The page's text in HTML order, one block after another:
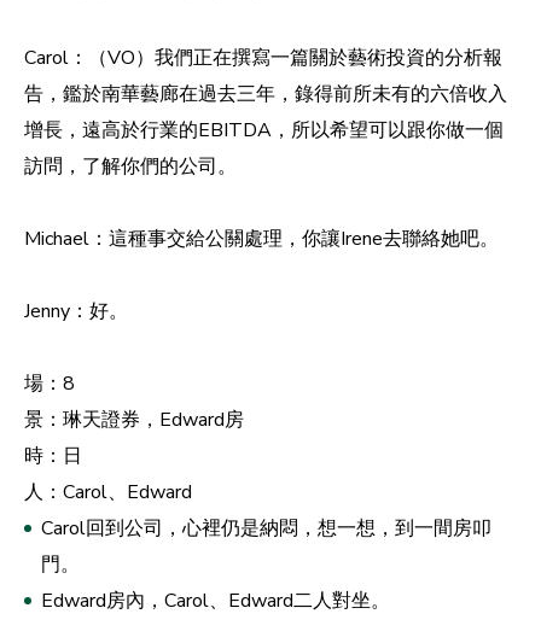
Carol：（VO）我們正在撰寫一篇關於藝術投資的分析報
告，鑑於南華藝廊在過去三年，錄得前所未有的六倍收入
增長，遠高於行業的EBITDA，所以希望可以跟你做一個
訪問，了解你們的公司。
Michael：這種事交給公關處理，你讓Irene去聯絡她吧。
Jenny：好。
場：8
景：琳天證券，Edward房
時：日
人：Carol、Edward
Carol回到公司，心裡仍是納悶，想一想，到一間房叩
門。
Edward房內，Carol、Edward二人對坐。